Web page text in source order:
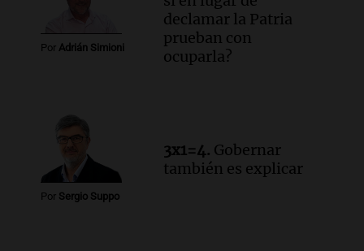
Viva la Radio Rosario
Episodios
Luis Juez cuestionó la polémica
Informados al regreso
Episodios
Por Adrián Simioni
declamar la Patria
prueban con
ocuparla?
Por Sergio Suppo
3x1=4. Gobernar
también es explicar